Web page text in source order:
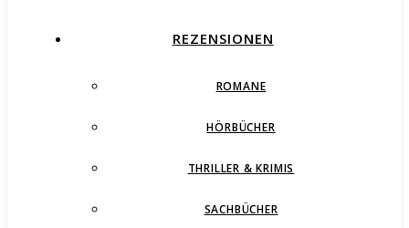
REZENSIONEN
ROMANE
HÖRBÜCHER
THRILLER & KRIMIS
SACHBÜCHER